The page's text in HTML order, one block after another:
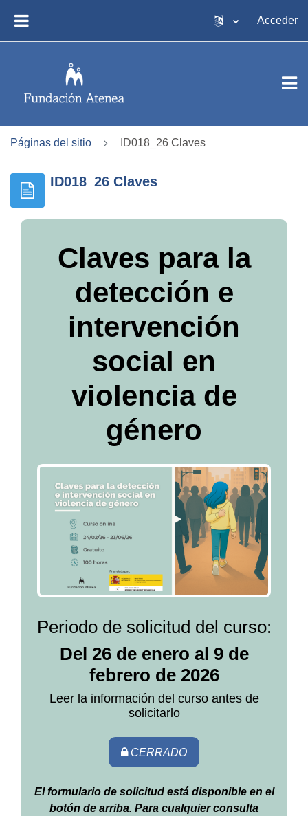
Acceder
Páginas del sitio ID018_26 Claves
ID018_26 Claves
Claves para la
detección e
intervención
social en
violencia de
género
Periodo de solicitud del curso:
Del 26 de enero al 9 de
febrero de 2026
Leer la información del curso antes de
solicitarlo
CERRADO
El formulario de solicitud está disponible en el
botón de arriba. Para cualquier consulta